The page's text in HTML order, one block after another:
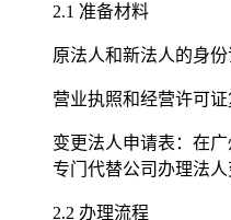
2.1 准备材料
原法人和新法人的身份
营业执照和经营许可证
变更法人申请表：在
专门代替公司办理法人
2.2 办理流程